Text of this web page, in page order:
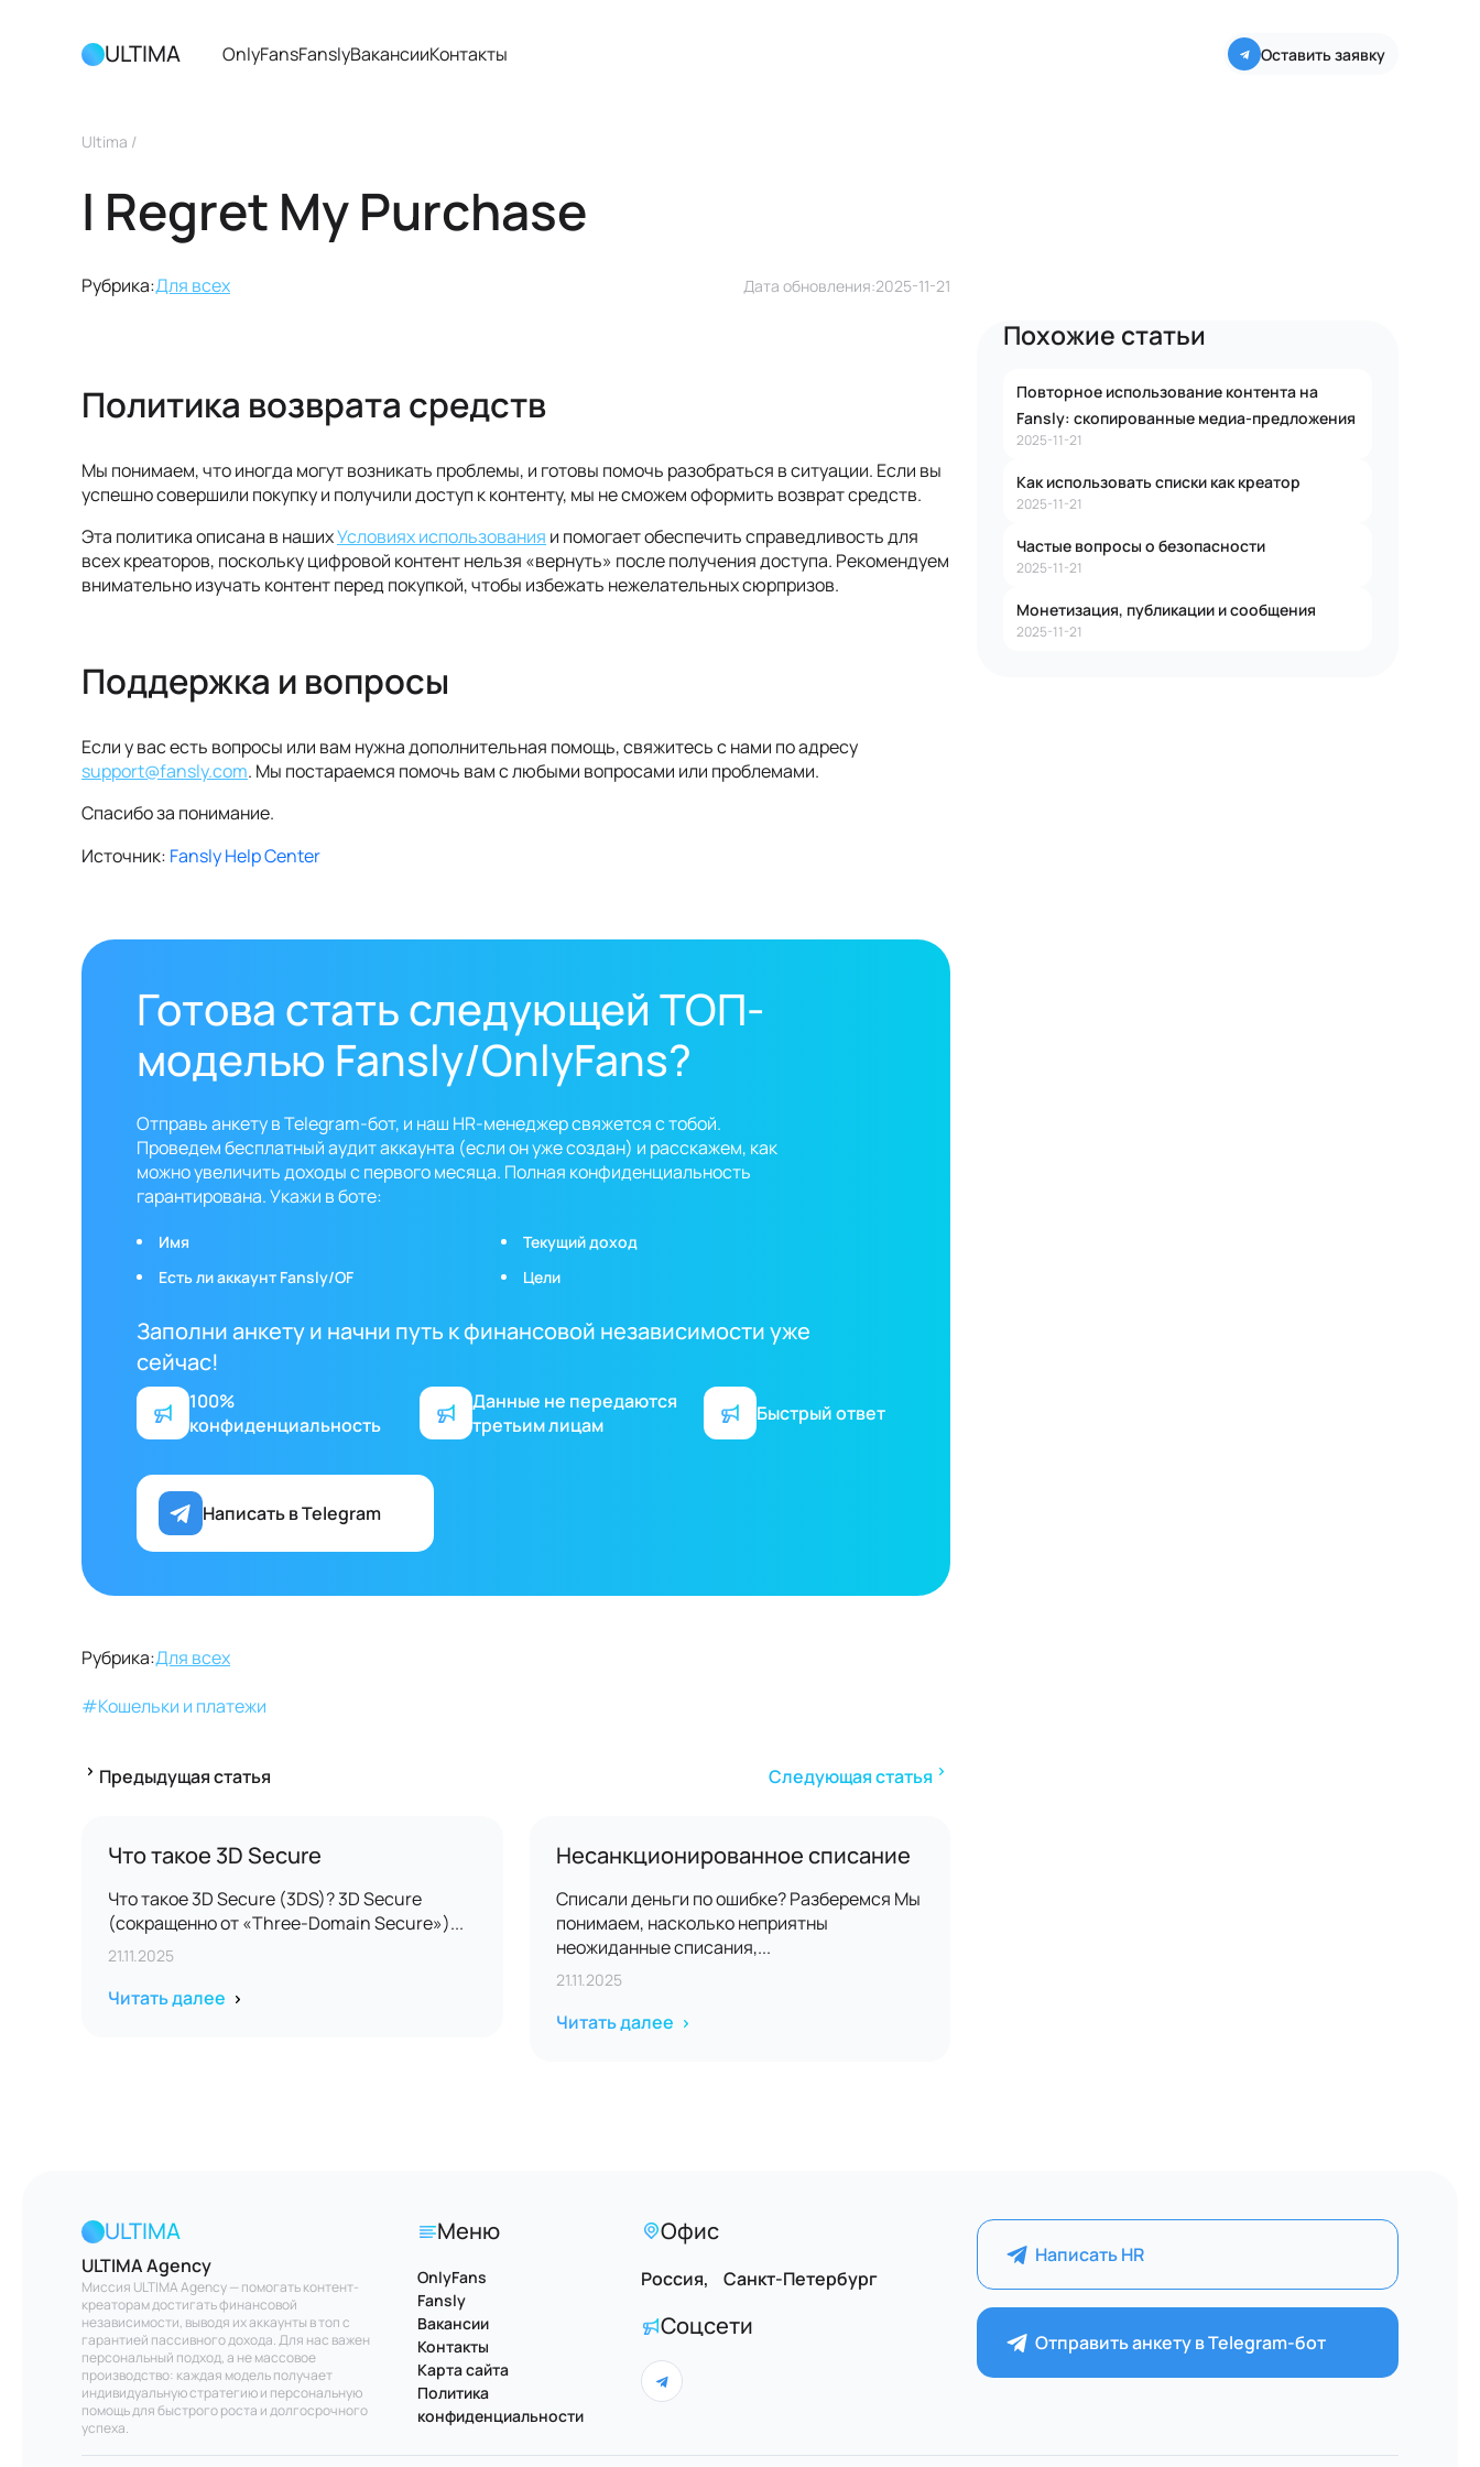
ULTIMA OnlyFansFanslyВакансииКонтакты Оставить заявку
Ultima /
I Regret My Purchase
Рубрика:Для всех Дата обновления:2025-11-21
Политика возврата средств
Мы понимаем, что иногда могут возникать проблемы, и готовы помочь разобраться в ситуации. Если вы
успешно совершили покупку и получили доступ к контенту, мы не сможем оформить возврат средств.
Эта политика описана в нашихУсловиях использования и помогает обеспечить справедливость для
всех креаторов, поскольку цифровой контент нельзя «вернуть» после получения доступа. Рекомендуем
внимательно изучать контент перед покупкой, чтобы избежать нежелательных сюрпризов.
Поддержка и вопросы
Если у вас есть вопросы или вам нужна дополнительная помощь, свяжитесь с нами по адресу
support@fansly.com. Мы постараемся помочь вам с любыми вопросами или проблемами.
Спасибо за понимание.
Источник: Fansly Help Center
Готова стать следующей ТОП-
моделью Fansly/OnlyFans?
Отправь анкету в Telegram-бот, и наш HR-менеджер свяжется с тобой.
Проведем бесплатный аудит аккаунта (если он уже создан) и расскажем, как
можно увеличить доходы с первого месяца. Полная конфиденциальность
гарантирована. Укажи в боте:
Имя
Текущий доход
Есть ли аккаунт Fansly/OF
Цели
Заполни анкету и начни путь к финансовой независимости уже
сейчас!
100%
конфиденциальность
Данные не передаются
третьим лицам
Быстрый ответ
Написать в Telegram
Рубрика:Для всех
#Кошельки и платежи
Предыдущая статья
Что такое 3D Secure
Что такое 3D Secure (3DS)? 3D Secure
(сокращенно от «Three-Domain Secure»)...
21.11.2025
Читать далее
Следующая статья
Несанкционированное списание
Списали деньги по ошибке? Разберемся Мы
понимаем, насколько неприятны
неожиданные списания,...
21.11.2025
Читать далее
Похожие статьи
Повторное использование контента на
Fansly: скопированные медиа-предложения
2025-11-21
Как использовать списки как креатор
2025-11-21
Частые вопросы о безопасности
2025-11-21
Монетизация, публикации и сообщения
2025-11-21
ULTIMA
ULTIMA Agency
Миссия ULTIMA Agency — помогать контент-
креаторам достигать финансовой
независимости, выводя их аккаунты в топ с
гарантией пассивного дохода. Для нас важен
персональный подход, а не массовое
производство: каждая модель получает
индивидуальную стратегию и персональную
помощь для быстрого роста и долгосрочного
успеха.
Меню
OnlyFans
Fansly
Вакансии
Контакты
Карта сайта
Политика
конфиденциальности
Офис
Россия, Санкт-Петербург
Соцсети
Написать HR
Отправить анкету в Telegram-бот